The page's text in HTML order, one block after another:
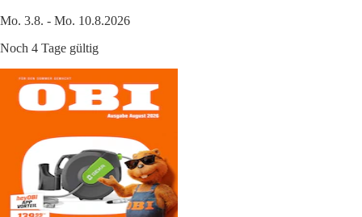
Mo. 3.8. - Mo. 10.8.2026
Noch 4 Tage gültig